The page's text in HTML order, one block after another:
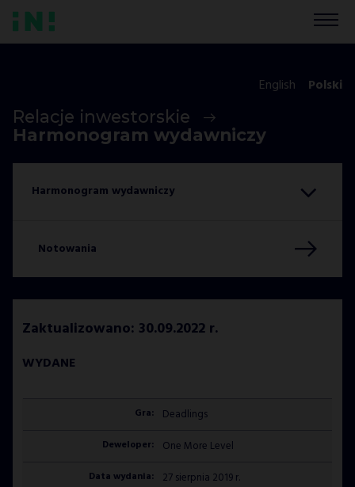
Relacje inwestorskie
Harmonogram wydawniczy
English Polski
Notowania
Zaktualizowano: 30.09.2022 r.
WYDANE
Deadlings
One More Level
27 sierpnia 2019 r.